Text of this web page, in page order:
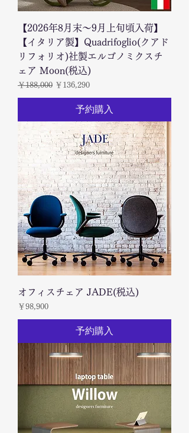
【2026年8月末～9月上旬頃入荷】
【イタリア製】Quadrifoglio(クアド
リフォリオ)社製エルゴノミクスチ
ェア Moon(税込)
通常価格
￥188,000 セール価格
￥136,290
予約購入
オフィスチェア JADE(税込)
価格
￥98,900
予約購入